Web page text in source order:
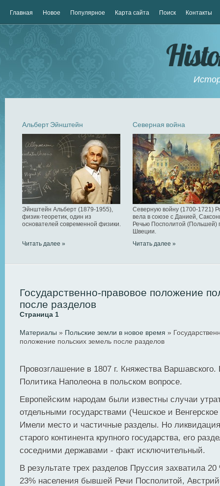
Главная Новое Популярное Карта сайта Поиск Контакты
Альберт Эйнштейн
Эйнштейн Альберт (1879-1955),
физик-теоретик, один из
основателей современной физики.
Читать далее »
Северная война
Северную войну (1700-1721)
вела в союзе с Данией,
Речью Посполитой (Польшей)
Швеции.
Читать далее »
Государственно-правовое положение
после разделов
Страница 1
Материалы » Польские земли в новое время »
положение польских земель после разделов
Провозглашение в 1807 г. Княжества
Политика Наполеона в польском вопросе.
Европейским народам были известны случаи
отдельными государствами (Чешское и Венгерское
Имели место и частичные разделы. Но
старого континента крупного государства, его
соседними державами - факт исключительный.
В результате трех разделов Пруссия захватила
23% населения бывшей Речи Посполитой,